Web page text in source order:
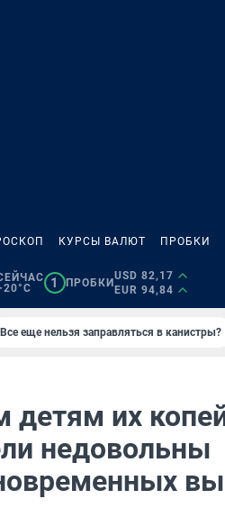
КУРСЫ ВАЛЮТ ПРОБКИ
1 ПРОБКИ
USD 82,17
EUR 94,84
Все еще нельзя заправляться в канистры?
их
недовольны